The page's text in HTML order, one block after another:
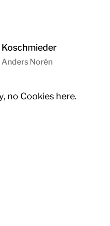
Koschmieder
Anders Norén
no Cookies here.